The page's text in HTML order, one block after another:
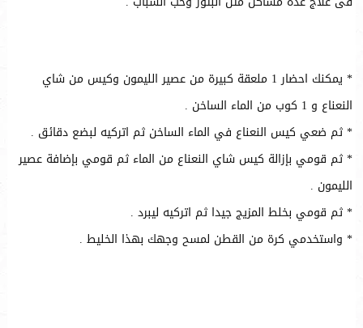
* يمكنك احضار 1 ملعقة كبيرة من عصير الليمون وكيس من شاي
النعناع و 1 كوب من الماء الساخن .
* ثم ضعي كيس النعناع في الماء الساخن ثم اتركيه لبضع دقائق .
* ثم قومي بإزالة كيس شاي النعناع من الماء ثم قومي بإضافة عصير
الليمون .
* ثم قومي بخلط المزيج جيدا ثم اتركيه ليبرد .
* واستخدمي كرة من القطن لمسح وجهك بهذا الخليط .